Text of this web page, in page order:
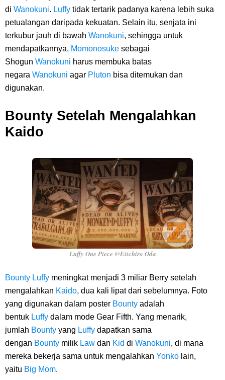
di Wanokuni. Luffy tidak tertarik padanya karena lebih suka
petualangan daripada kekuatan. Selain itu, senjata ini
terkubur jauh di bawah Wanokuni, sehingga untuk
mendapatkannya, Momonosuke sebagai
Shogun Wanokuni harus membuka batas
negara Wanokuni agar Pluton bisa ditemukan dan
digunakan.
Bounty Setelah Mengalahkan
Kaido
Luffy One Piece @Eiichiro Oda
Bounty Luffy meningkat menjadi 3 miliar Berry setelah
mengalahkan Kaido, dua kali lipat dari sebelumnya. Foto
yang digunakan dalam poster Bounty adalah
bentuk Luffy dalam mode Gear Fifth. Yang menarik,
jumlah Bounty yang Luffy dapatkan sama
dengan Bounty milik Law dan Kid di Wanokuni, di mana
mereka bekerja sama untuk mengalahkan Yonko lain,
yaitu Big Mom.